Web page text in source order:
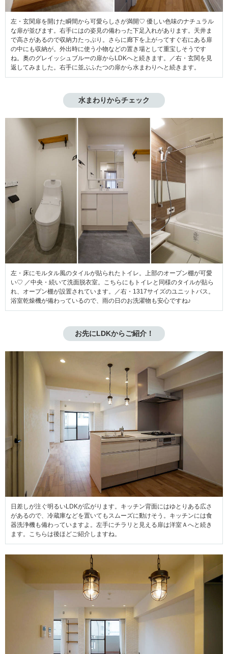
左・玄関扉を開けた瞬間から可愛らしさが満開♡ 優しい色味のナチュラル
な扉が並びます。右手にはの姿見の備わった下足入れがあります。天井ま
で高さがあるので収納力たっぷり。さらに廊下を上がってすぐ右にある扉
の中にも収納が。外出時に使う小物などの置き場として重宝しそうです
ね。奥のグレイッシュブルーの扉からLDKへと続きます。／右・玄関を見
返してみました。右手に並ぶふたつの扉から水まわりへと続きます。
水まわりからチェック
左・床にモルタル風のタイルが貼られたトイレ。上部のオープン棚が可愛
い♡ ／中央・続いて洗面脱衣室。こちらにもトイレと同様のタイルが貼ら
れ、オープン棚が設置されています。／右・1317サイズのユニットバス。
浴室乾燥機が備わっているので、雨の日のお洗濯物も安心ですね♪
お先にLDKからご紹介！
日差しが注ぐ明るいLDKが広がります。キッチン背面にはゆとりある広さ
があるので、冷蔵庫などを置いてもスムーズに動けそう。キッチンには食
器洗浄機も備わっていますよ。左手にチラリと見える扉は洋室Ａへと続き
ます。こちらは後ほどご紹介しますね。